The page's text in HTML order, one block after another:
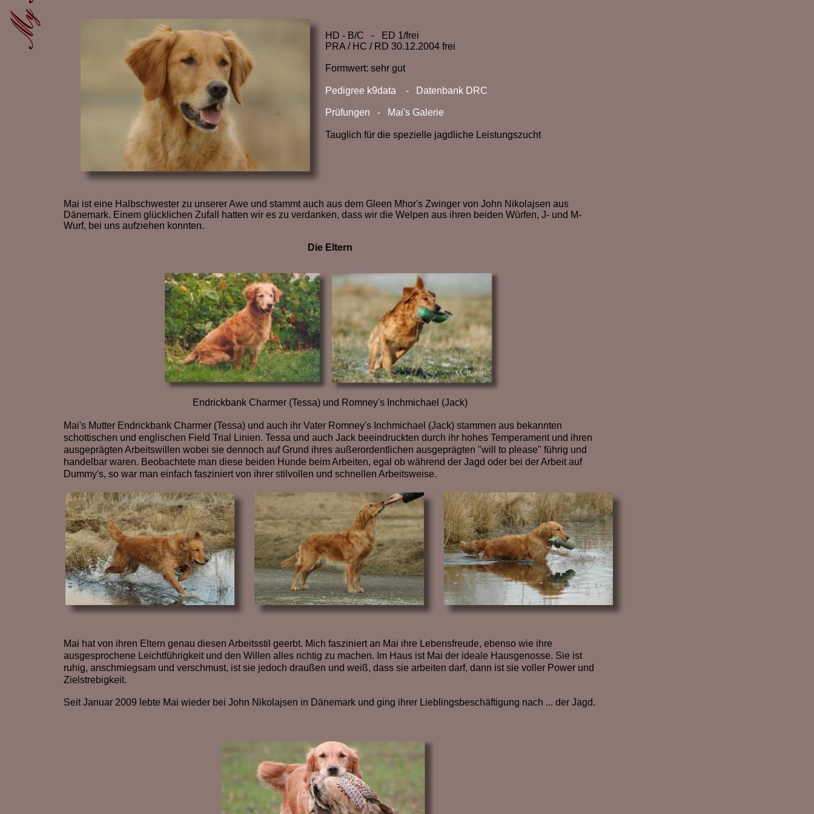
HD - B/C - ED 1/frei
PRA / HC / RD 30.12.2004 frei
Formwert: sehr gut
Pedigree k9data - Datenbank DRC
Prüfungen - Mai's Galerie
Tauglich für die spezielle jagdliche Leistungszucht
Mai ist eine Halbschwester zu unserer Awe und stammt auch aus dem Gleen Mhor's Zwinger von John Nikolajsen aus
Dänemark. Einem glücklichen Zufall hatten wir es zu verdanken, dass wir die Welpen aus ihren beiden Würfen, J- und M-
Wurf, bei uns aufziehen konnten.
Die Eltern
Endrickbank Charmer (Tessa) und Romney's Inchmichael (Jack)
Mai's Mutter Endrickbank Charmer (Tessa) und auch ihr Vater Romney's Inchmichael (Jack) stammen aus bekannten
schottischen und englischen Field Trial Linien. Tessa und auch Jack beeindruckten durch ihr hohes Temperament und ihren
ausgeprägten Arbeitswillen wobei sie dennoch auf Grund ihres außerordentlichen ausgeprägten "will to please" führig und
handelbar waren. Beobachtete man diese beiden Hunde beim Arbeiten, egal ob während der Jagd oder bei der Arbeit auf
Dummy's, so war man einfach fasziniert von ihrer stilvollen und schnellen Arbeitsweise.
Mai hat von ihren Eltern genau diesen Arbeitsstil geerbt. Mich fasziniert an Mai ihre Lebensfreude, ebenso wie ihre
ausgesprochene Leichtführigkeit und den Willen alles richtig zu machen. Im Haus ist Mai der ideale Hausgenosse. Sie ist
ruhig, anschmiegsam und verschmust, ist sie jedoch draußen und weiß, dass sie arbeiten darf, dann ist sie voller Power und
Zielstrebigkeit.
Seit Januar 2009 lebte Mai wieder bei John Nikolajsen in Dänemark und ging ihrer Lieblingsbeschäftigung nach ... der Jagd.